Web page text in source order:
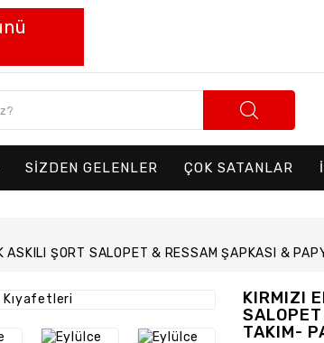
SİZDEN GELENLER ÇOK SATANLAR
ASKILI ŞORT SALOPET & RESSAM ŞAPKASI &
KIRMIZI
TAKIM-